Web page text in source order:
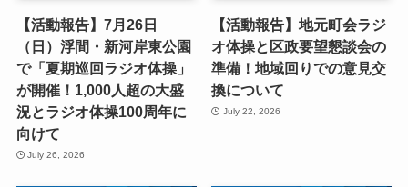
【活動報告】7月26日
（日）浮間・新河岸東公園
で「夏期巡回ラジオ体操」
が開催！1,000人超の大盛
況とラジオ体操100周年に
向けて
July 26, 2026
【活動報告】地元町会ラジ
オ体操と区政要望懇談会の
準備！地域回りでの意見交
換について
July 22, 2026